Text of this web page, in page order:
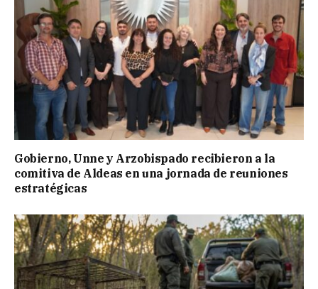
Gobierno, Unne y Arzobispado recibieron a la
comitiva de Aldeas en una jornada de reuniones
estratégicas